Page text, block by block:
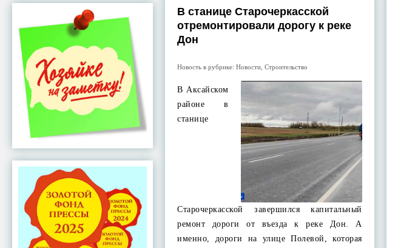
В станице Старочеркасской
отремонтировали дорогу к реке
Дон
Новость в рубрике:Новости ,Строительство
В Аксайском
районе в
станице
Старочеркасской завершился капитальный
ремонт дороги от въезда к реке Дон. А
именно, дороги на улице Полевой, которая